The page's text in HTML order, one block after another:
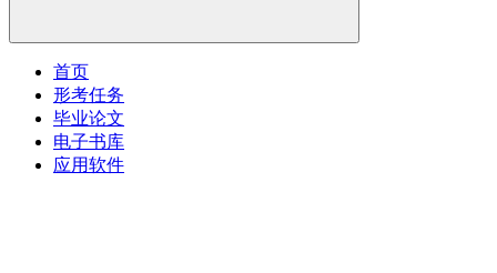
首页
形考任务
毕业论文
电子书库
应用软件